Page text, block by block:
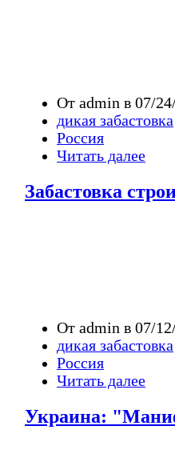
От admin в 07/
дикая забастовка
Россия
Читать далее
Забастовка
От admin в 07/
дикая забастовка
Россия
Читать далее
Украина: